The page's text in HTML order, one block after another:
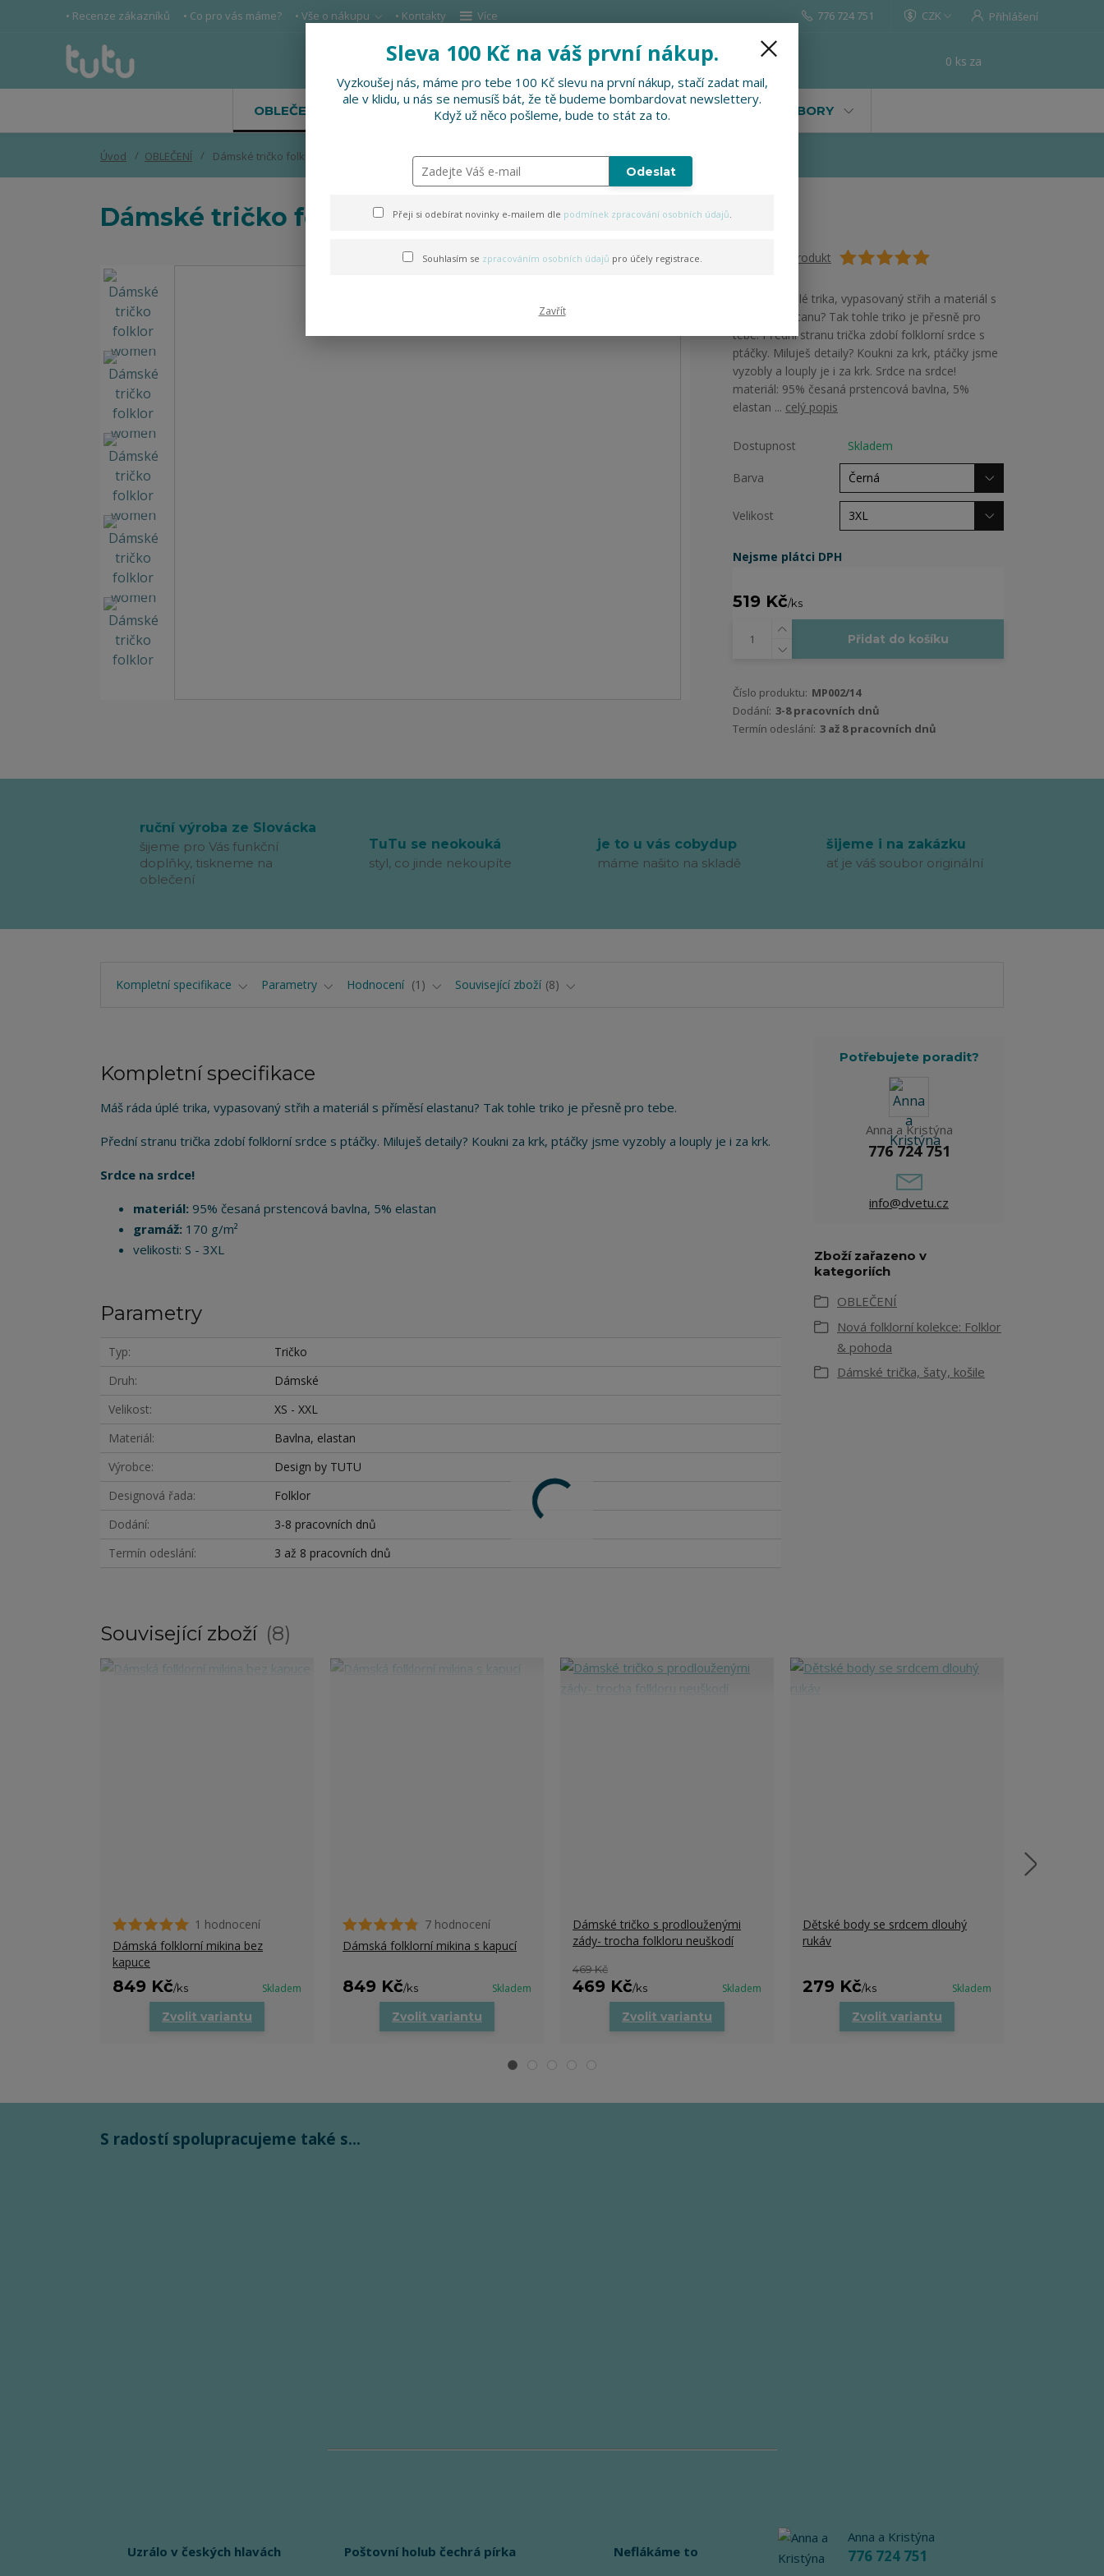
• Recenze zákazníků • Co pro vás máme? • Vše o nákupu • Kontakty Více CZK Přihlášení
Hledat
776 724 751
0 ks za
OBLEČENÍ DOPLŇKY SLEVNĚNO PRO FIRMY, FESTIVALY, SOUBORY
Úvod OBLEČENÍ Dámské tričko folklor women
Dámské tričko folklor women
Ohodnotit produkt
Máš ráda úplé trika, vypasovaný střih a materiál s
příměsí elastanu? Tak tohle triko je přesně pro
tebe. Přední stranu trička zdobí folklorní srdce s
ptáčky. Miluješ detaily? Koukni za krk, ptáčky jsme
vyzobly a louply je i za krk. Srdce na srdce!
materiál: 95% česaná prstencová bavlna, 5%
elastan ... celý popis
Dostupnost Skladem
Barva
Velikost
Nejsme plátci DPH
519 Kč/ks
Přidat do košíku
Číslo produktu: MP002/14
Dodání: 3-8 pracovních dnů
Termín odeslání: 3 až 8 pracovních dnů
ruční výroba ze Slovácka
šijeme pro Vás funkční
doplňky, tiskneme na
oblečení
TuTu se neokouká
styl, co jinde nekoupíte
je to u vás cobydup
máme našito na skladě
šijeme i na zakázku
ať je váš soubor originální
Kompletní specifikace Parametry Hodnocení 1 Související zboží 8
Kompletní specifikace
Máš ráda úplé trika, vypasovaný střih a materiál s příměsí elastanu? Tak tohle triko je přesně pro tebe.
Přední stranu trička zdobí folklorní srdce s ptáčky. Miluješ detaily? Koukni za krk, ptáčky jsme vyzobly a louply je i za krk.
Srdce na srdce!
materiál: 95% česaná prstencová bavlna, 5% elastan
gramáž: 170 g/m²
velikosti: S - 3XL
Parametry
Typ
Tričko
Druh
Dámské
Velikost
XS - XXL
Materiál
Bavlna, elastan
Výrobce
Design by TUTU
Designová řada
Folklor
Dodání
3-8 pracovních dnů
Termín odeslání
3 až 8 pracovních dnů
Potřebujete poradit?
Anna a Kristýna
776 724 751
info@dvetu.cz
Zboží zařazeno v
kategoriích
OBLEČENÍ
Nová folklorní kolekce: Folklor
& pohoda
Dámské trička, šaty, košile
Související zboží 8
1 hodnocení
Dámská folklorní mikina bez
kapuce
849 Kč/ks Skladem
Zvolit variantu
7 hodnocení
Dámská folklorní mikina s kapucí
849 Kč/ks Skladem
Zvolit variantu
Dámské tričko s prodlouženými
zády- trocha folkloru neuškodí
469 Kč
469 Kč/ks Skladem
Zvolit variantu
Dětské body se srdcem dlouhý
rukáv
279 Kč/ks Skladem
Zvolit variantu
S radostí spolupracujeme také s...
Uzrálo v českých hlavách Poštovní holub čechrá pírka Neflákáme to
Anna a Kristýna
776 724 751
Sleva 100 Kč na váš první nákup.
Vyzkoušej nás, máme pro tebe 100 Kč slevu na první nákup, stačí zadat mail,
ale v klidu, u nás se nemusíš bát, že tě budeme bombardovat newslettery.
Když už něco pošleme, bude to stát za to.
Odeslat
Přeji si odebírat novinky e-mailem dle podmínek zpracování osobních údajů.
Souhlasím se zpracováním osobních údajů pro účely registrace.
Zavřít